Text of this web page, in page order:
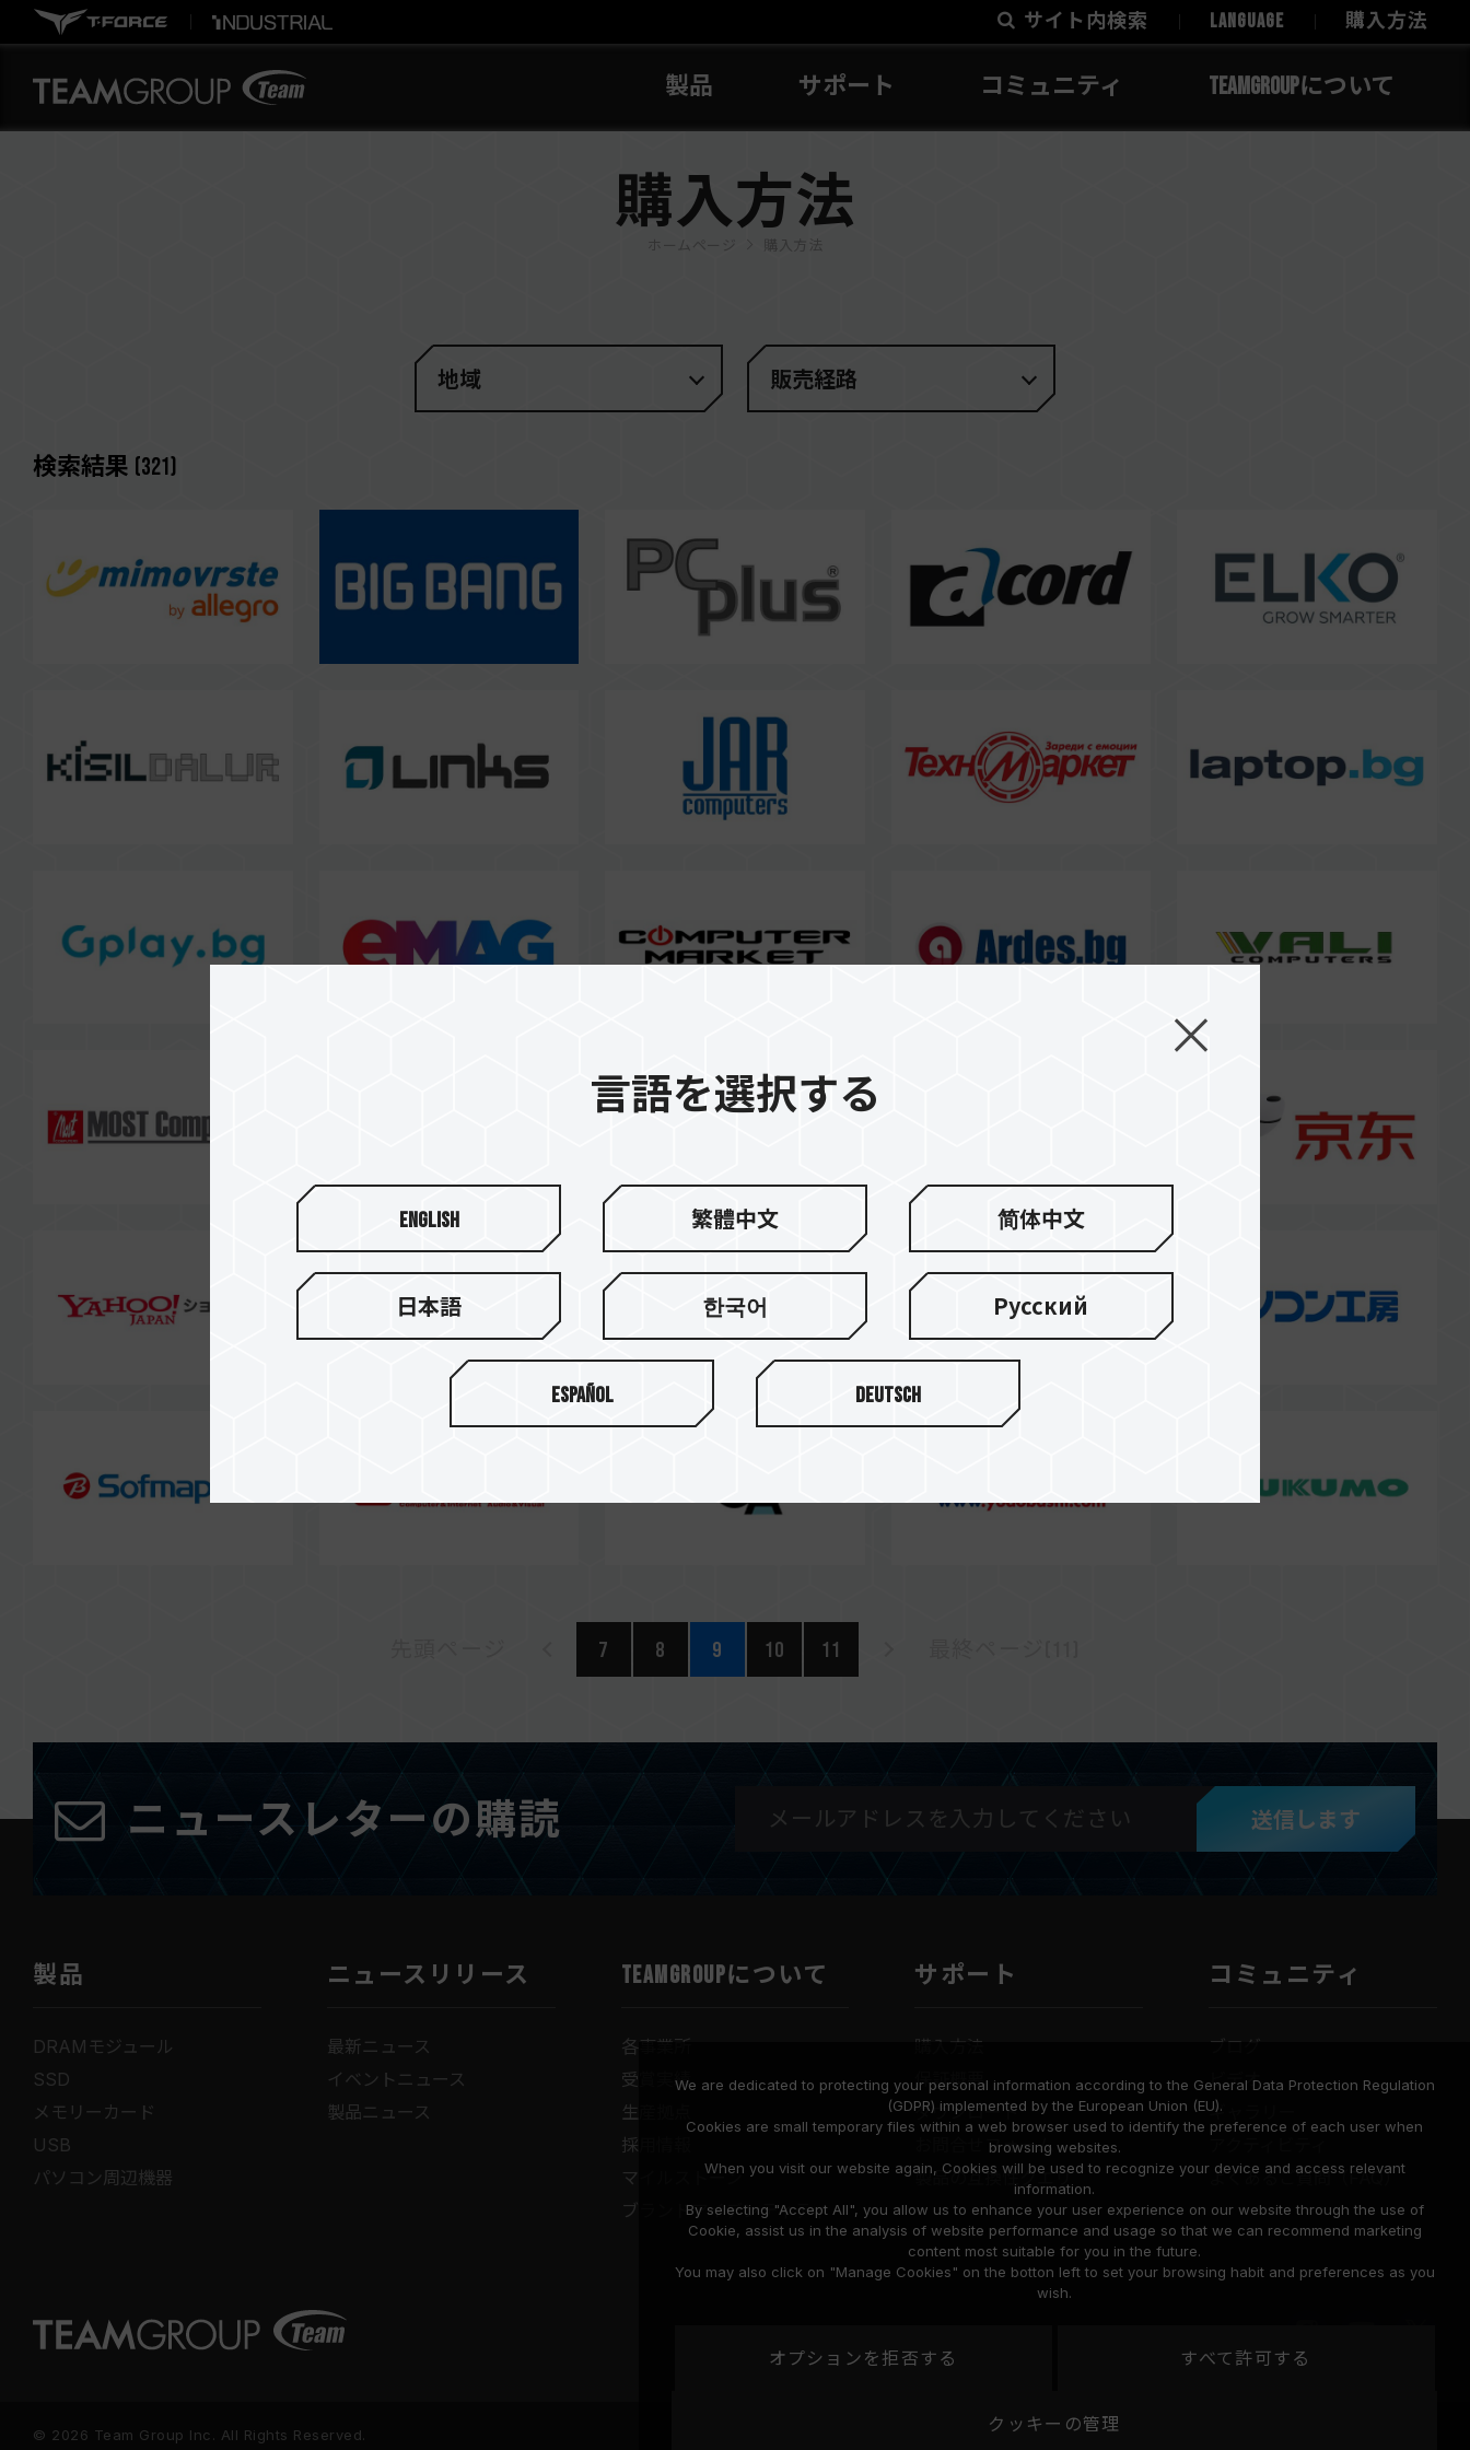
サイト内検索 LANGUAGE 購入方法
製品 サポート コミュニティ TEAMGROUPについて
購入方法
ホームページ 購入方法
地域 販売経路
検索結果 (321)
7 8 9 10 11
ニュースレターの購読 送信します
製品
DRAMモジュール
SSD
メモリーカード
USB
パソコン周辺機器
ニュースリリース
最新ニュース
イベントニュース
製品ニュース
TEAMGROUPについて
各事業所
受賞実績
生産拠点
採用情報
マイルストーン
ブランドアイデンティティ
サポート
購入方法
保証概要
ダウンロード
お問合せフォーム
製品の互換性クエリ
コミュニティ
ブログ
ビデオ
ギャラリー
よくあるご質問（FAQ）
© 2026 Team Group Inc. All Rights Reserved. Cookie のポリシー
言語を選択する
English 繁體中文 简体中文
日本語 한국어 Русский
Español Deutsch
We are dedicated to protecting your personal information according to the General Data Protection Regulation
(GDPR) implemented by the European Union (EU).
Cookies are small temporary files within a web browser used to identify the preference of each user when
browsing websites.
When you visit our website again, Cookies will be used to recognize your device and access relevant
information.
By selecting "Accept All", you allow us to enhance your user experience on our website through the use of
Cookie, assist us in the analysis of website performance and usage so that we can recommend marketing
content most suitable for you in the future.
You may also click on "Manage Cookies" on the botton left to set your browsing habit and preferences as you
wish.
オプションを拒否する すべて許可する
クッキーの管理